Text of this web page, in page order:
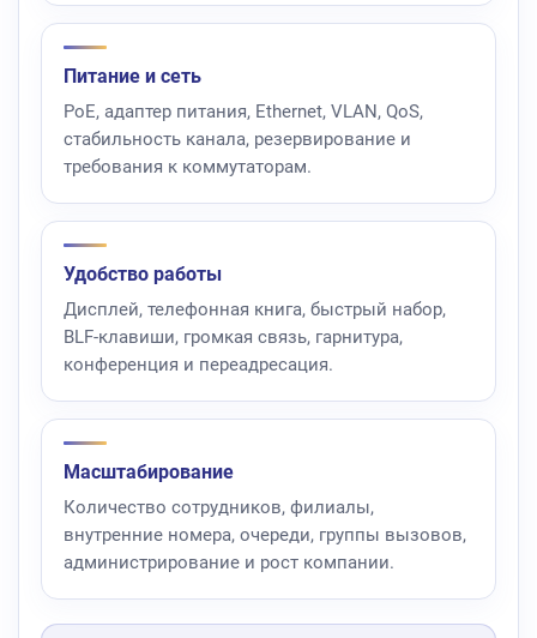
Питание и сеть
PoE, адаптер питания, Ethernet, VLAN, QoS,
стабильность канала, резервирование и
требования к коммутаторам.
Удобство работы
Дисплей, телефонная книга, быстрый набор,
BLF-клавиши, громкая связь, гарнитура,
конференция и переадресация.
Масштабирование
Количество сотрудников, филиалы,
внутренние номера, очереди, группы вызовов,
администрирование и рост компании.